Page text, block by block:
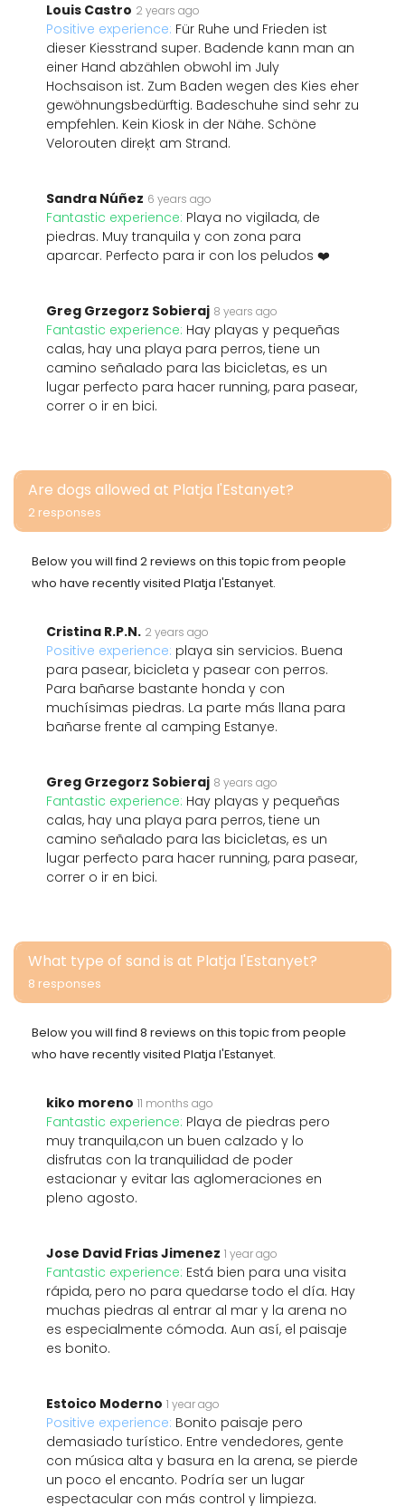
Louis Castro 2 years ago
Positive experience: Für Ruhe und Frieden ist
dieser Kiesstrand super. Badende kann man an
einer Hand abzählen obwohl im July
Hochsaison ist. Zum Baden wegen des Kies eher
gewöhnungsbedürftig. Badeschuhe sind sehr zu
empfehlen. Kein Kiosk in der Nähe. Schöne
Velorouten direķt am Strand.
Sandra Núñez 6 years ago
Fantastic experience: Playa no vigilada, de
piedras. Muy tranquila y con zona para
aparcar. Perfecto para ir con los peludos ❤️
Greg Grzegorz Sobieraj 8 years ago
Fantastic experience: Hay playas y pequeñas
calas, hay una playa para perros, tiene un
camino señalado para las bicicletas, es un
lugar perfecto para hacer running, para pasear,
correr o ir en bici.
Are dogs allowed at Platja l'Estanyet?
2 responses
Below you will find 2 reviews on this topic from people
who have recently visited Platja l'Estanyet.
Cristina R.P.N. 2 years ago
Positive experience: playa sin servicios. Buena
para pasear, bicicleta y pasear con perros.
Para bañarse bastante honda y con
muchísimas piedras. La parte más llana para
bañarse frente al camping Estanye.
Greg Grzegorz Sobieraj 8 years ago
Fantastic experience: Hay playas y pequeñas
calas, hay una playa para perros, tiene un
camino señalado para las bicicletas, es un
lugar perfecto para hacer running, para pasear,
correr o ir en bici.
What type of sand is at Platja l'Estanyet?
8 responses
Below you will find 8 reviews on this topic from people
who have recently visited Platja l'Estanyet.
kiko moreno 11 months ago
Fantastic experience: Playa de piedras pero
muy tranquila,con un buen calzado y lo
disfrutas con la tranquilidad de poder
estacionar y evitar las aglomeraciones en
pleno agosto.
Jose David Frias Jimenez 1 year ago
Fantastic experience: Está bien para una visita
rápida, pero no para quedarse todo el día. Hay
muchas piedras al entrar al mar y la arena no
es especialmente cómoda. Aun así, el paisaje
es bonito.
Estoico Moderno 1 year ago
Positive experience: Bonito paisaje pero
demasiado turístico. Entre vendedores, gente
con música alta y basura en la arena, se pierde
un poco el encanto. Podría ser un lugar
espectacular con más control y limpieza.